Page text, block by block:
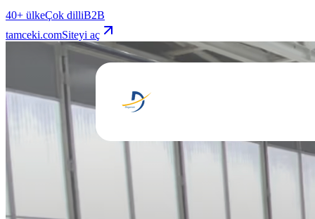
40+ ülkeÇok dilliB2B
tamceki.comSiteyi aç